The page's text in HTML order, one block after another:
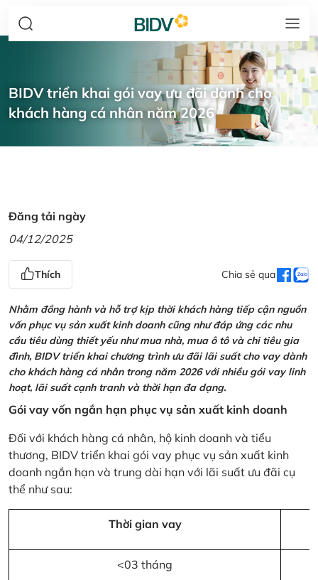
BIDV triển khai gói vay ưu đãi dành cho
khách hàng cá nhân năm 2026
Đăng tải ngày
04/12/2025
Thích Chia sẻ qua
Nhằm đồng hành và hỗ trợ kịp thời khách hàng tiếp cận nguồn
vốn phục vụ sản xuất kinh doanh cũng như đáp ứng các nhu
cầu tiêu dùng thiết yếu như mua nhà, mua ô tô và chi tiêu gia
đình, BIDV triển khai chương trình ưu đãi lãi suất cho vay dành
cho khách hàng cá nhân trong năm 2026 với nhiều gói vay linh
hoạt, lãi suất cạnh tranh và thời hạn đa dạng.
Gói vay vốn ngắn hạn phục vụ sản xuất kinh doanh
Đối với khách hàng cá nhân, hộ kinh doanh và tiểu
thương, BIDV triển khai gói vay phục vụ sản xuất kinh
doanh ngắn hạn và trung dài hạn với lãi suất ưu đãi cụ
thể như sau:
Thời gian vay
<03 tháng